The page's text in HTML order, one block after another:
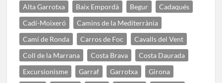
Alta Garrotxa
Baix Empordà Begur
Cadaqués
Cadí-Moixeró
Camins de la Mediterrània
Camí de Ronda
Carros de Foc
Cavalls del Vent
Coll de la Marrana
Costa Brava
Costa Daurada
Excursionisme
Garraf Garrotxa
Girona